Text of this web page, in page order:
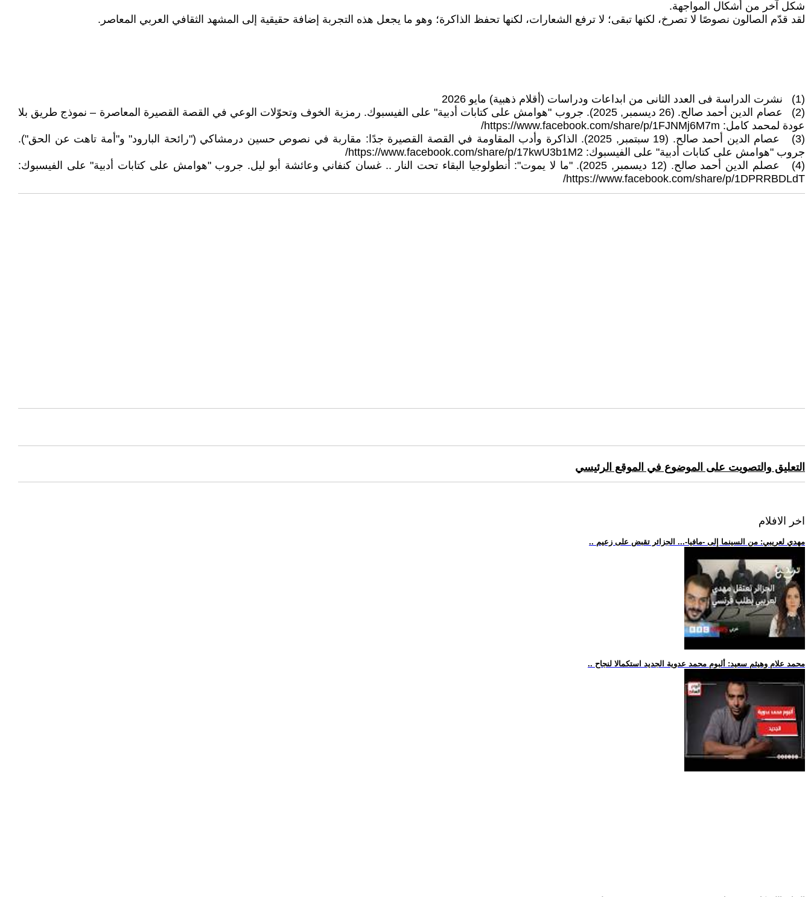
شكل آخر من أشكال المواجهة.
لقد قدّم الصالون نصوصًا لا تصرخ، لكنها تبقى؛ لا ترفع الشعارات، لكنها تحفظ الذاكرة؛ وهو ما يجعل هذه التجربة إضافة حقيقية إلى المشهد الثقافي العربي المعاصر.
(1) نشرت الدراسة فى العدد الثانى من ابداعات ودراسات (أقلام ذهبية) مايو 2026
(2) عصام الدين أحمد صالح. (26 ديسمبر, 2025). جروب "هوامش على كتابات أدبية" على الفيسبوك. رمزية الخوف وتحوّلات الوعي في القصة القصيرة المعاصرة – نموذج طريق بلا
عودة لمحمد كامل: https://www.facebook.com/share/p/1FJNMj6M7m/
(3) عصام الدين أحمد صالح. (19 سبتمبر, 2025). الذاكرة وأدب المقاومة في القصة القصيرة جدًا: مقاربة في نصوص حسين درمشاكي ("رائحة البارود" و"أمة تاهت عن الحق").
جروب "هوامش على كتابات أدبية" على الفيسبوك: https://www.facebook.com/share/p/17kwU3b1M2/
(4) عصلم الدين أحمد صالح. (12 ديسمبر, 2025). "ما لا يموت": أنطولوجيا البقاء تحت النار .. غسان كنفاني وعائشة أبو ليل. جروب "هوامش على كتابات أدبية" على الفيسبوك:
https://www.facebook.com/share/p/1DPRRBDLdT/
التعليق والتصويت على الموضوع في الموقع الرئيسي
اخر الافلام
.. مهدي لعريبي: من السينما إلى -مافيا-... الجزائر تقبض على زعيم
.. محمد علام وهيثم سعيد: ألبوم محمد عدوية الجديد استكمالا لنجاح